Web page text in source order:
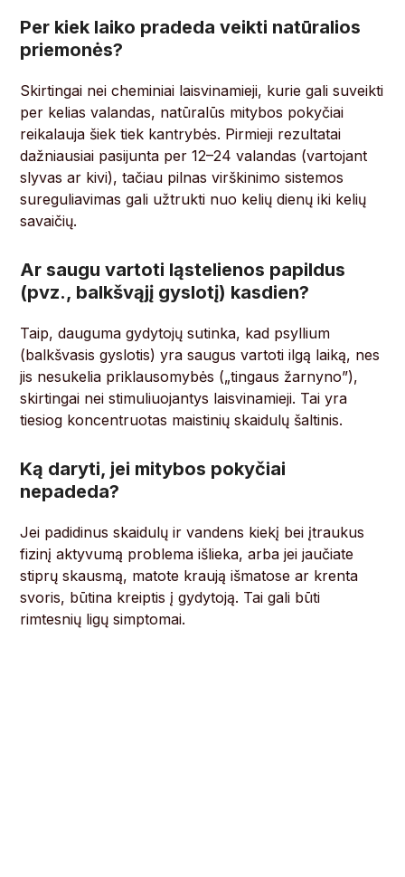
Per kiek laiko pradeda veikti natūralios
priemonės?
Skirtingai nei cheminiai laisvinamieji, kurie gali suveikti
per kelias valandas, natūralūs mitybos pokyčiai
reikalauja šiek tiek kantrybės. Pirmieji rezultatai
dažniausiai pasijunta per 12–24 valandas (vartojant
slyvas ar kivi), tačiau pilnas virškinimo sistemos
sureguliavimas gali užtrukti nuo kelių dienų iki kelių
savaičių.
Ar saugu vartoti ląstelienos papildus
(pvz., balkšvąjį gyslotį) kasdien?
Taip, dauguma gydytojų sutinka, kad psyllium
(balkšvasis gyslotis) yra saugus vartoti ilgą laiką, nes
jis nesukelia priklausomybės („tingaus žarnyno”),
skirtingai nei stimuliuojantys laisvinamieji. Tai yra
tiesiog koncentruotas maistinių skaidulų šaltinis.
Ką daryti, jei mitybos pokyčiai
nepadeda?
Jei padidinus skaidulų ir vandens kiekį bei įtraukus
fizinį aktyvumą problema išlieka, arba jei jaučiate
stiprų skausmą, matote kraują išmatose ar krenta
svoris, būtina kreiptis į gydytoją. Tai gali būti
rimtesnių ligų simptomai.